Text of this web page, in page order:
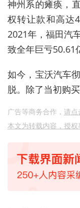
神州系的瘫痪，
权转让款和高达
2021年，福田汽
致全年巨亏50.61
如今，宝沃汽车
脱。除了当初购买
广告等商务合作， 请点
本文为转载内容，授权